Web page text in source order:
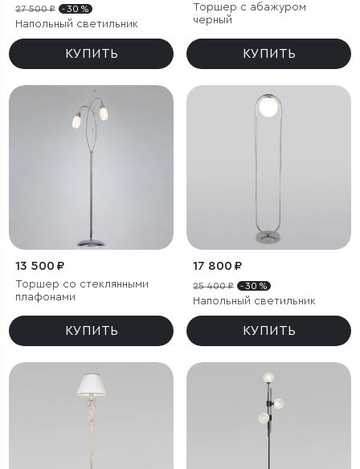
27 500 ₽ - 30 %
Напольный светильник
КУПИТЬ
Торшер с абажуром
черный
КУПИТЬ
13 500 ₽
Торшер со стеклянными
плафонами
КУПИТЬ
17 800 ₽
25 400 ₽ - 30 %
Напольный светильник
КУПИТЬ